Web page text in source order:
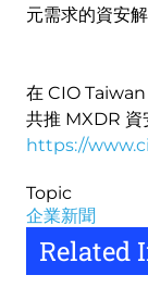
元需求的資安
在 CIO Taiwan
共推 MXDR 資
https://
Topic
企業新聞
Related